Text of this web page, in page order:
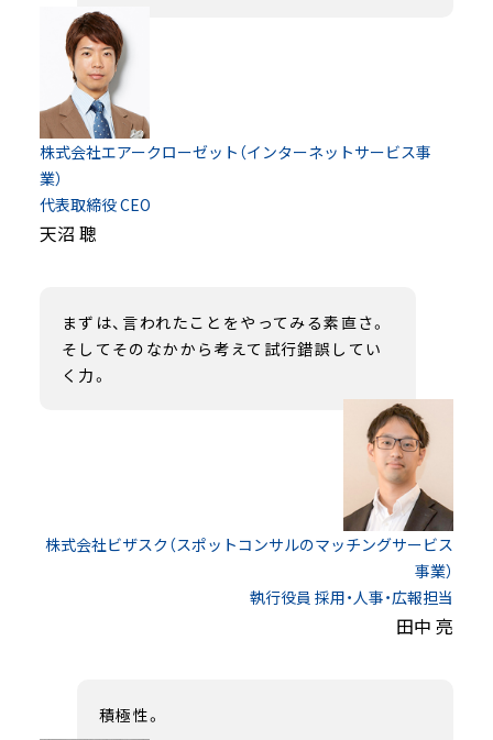
株式会社エアークローゼット（インターネットサービス事
業）
代表取締役 CEO
天沼 聰
まずは、言われたことをやってみる素直さ。
そしてそのなかから考えて試行錯誤してい
く力。
株式会社ビザスク（スポットコンサルのマッチングサービス
事業）
執行役員 採用・人事・広報担当
田中 亮
積極性。